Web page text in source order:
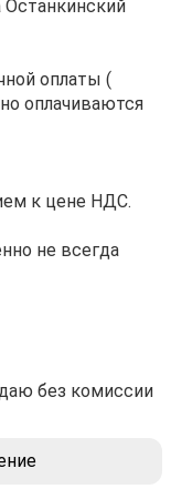
оплаты (
оплачиваются
к цене НДС.
не всегда
без комиссии